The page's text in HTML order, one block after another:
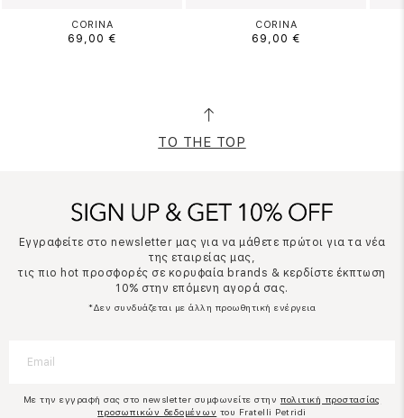
CORINA
69,00 €
CORINA
69,00 €
TO THE TOP
Εγγραφείτε στο newsletter μας για να μάθετε πρώτοι για τα νέα
της εταιρείας μας,
τις πιο hot προσφορές σε κορυφαία brands & κερδίστε έκπτωση
10% στην επόμενη αγορά σας.
*Δεν συνδυάζεται με άλλη προωθητική ενέργεια
Με την εγγραφή σας στο newsletter συμφωνείτε στην πολιτική προστασίας
προσωπικών δεδομένων του Fratelli Petridi